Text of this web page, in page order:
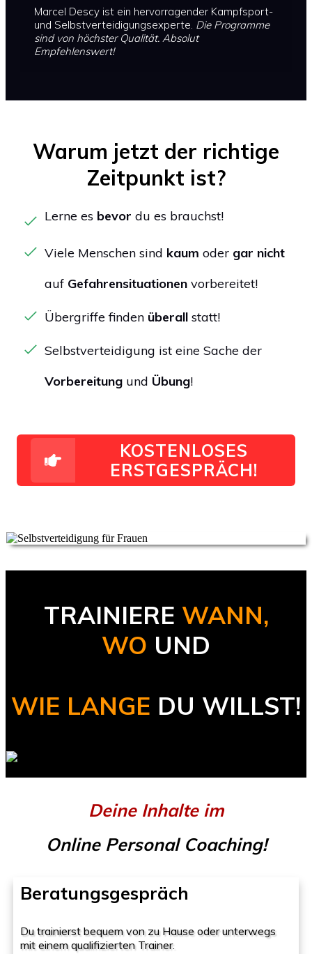
Marcel Descy ist ein hervorragender Kampfsport-
und Selbstverteidigungsexperte. Die Programme
sind von höchster Qualität. Absolut
Empfehlenswert!
Warum jetzt der richtige
Zeitpunkt ist?
Lerne es bevor du es brauchst!
Viele Menschen sind kaum oder gar nicht
auf Gefahrensituationen vorbereitet!
Übergriffe finden überall statt!
Selbstverteidigung ist eine Sache der
Vorbereitung und Übung!
KOSTENLOSES
ERSTGESPRÄCH!
TRAINIERE WANN,
WO UND
WIE LANGE DU WILLST!
Deine Inhalte im
Online Personal Coaching!
Beratungsgespräch
Du trainierst bequem von zu Hause oder unterwegs
mit einem qualifizierten Trainer.